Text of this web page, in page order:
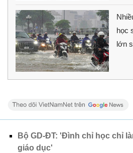
học
lớn
Bộ GD-ĐT: 'Đình chỉ học chỉ
giáo dục'